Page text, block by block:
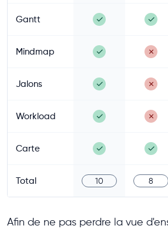
Gantt ✓ ✓
Mindmap ✓ ✗
Jalons ✓ ✗
Workload ✓ ✗
Carte ✓ ✓
Total 10 8
Afin de ne pas perdre la vue